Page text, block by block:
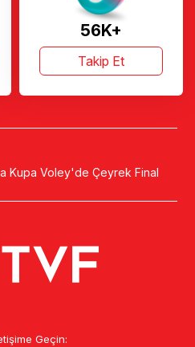
56K+
Takip Et
Kupa Voley'de Çeyrek Final
Geçin: